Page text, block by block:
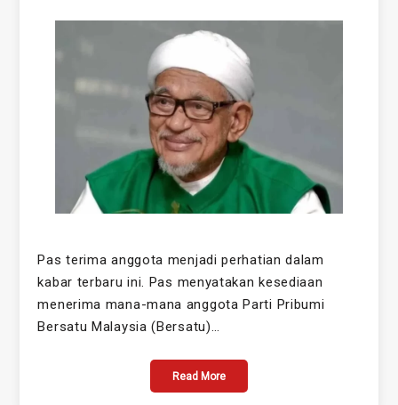
Pas terima anggota menjadi perhatian dalam
kabar terbaru ini. Pas menyatakan kesediaan
menerima mana-mana anggota Parti Pribumi
Bersatu Malaysia (Bersatu)…
Read More